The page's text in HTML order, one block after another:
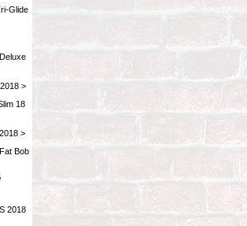
Glide
>
18
>
Bob
2018